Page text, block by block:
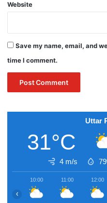
Website
Save my name, email, and
time I comment.
Uttar
31°C
4 m/s
10:00 11:00 12:00
‹